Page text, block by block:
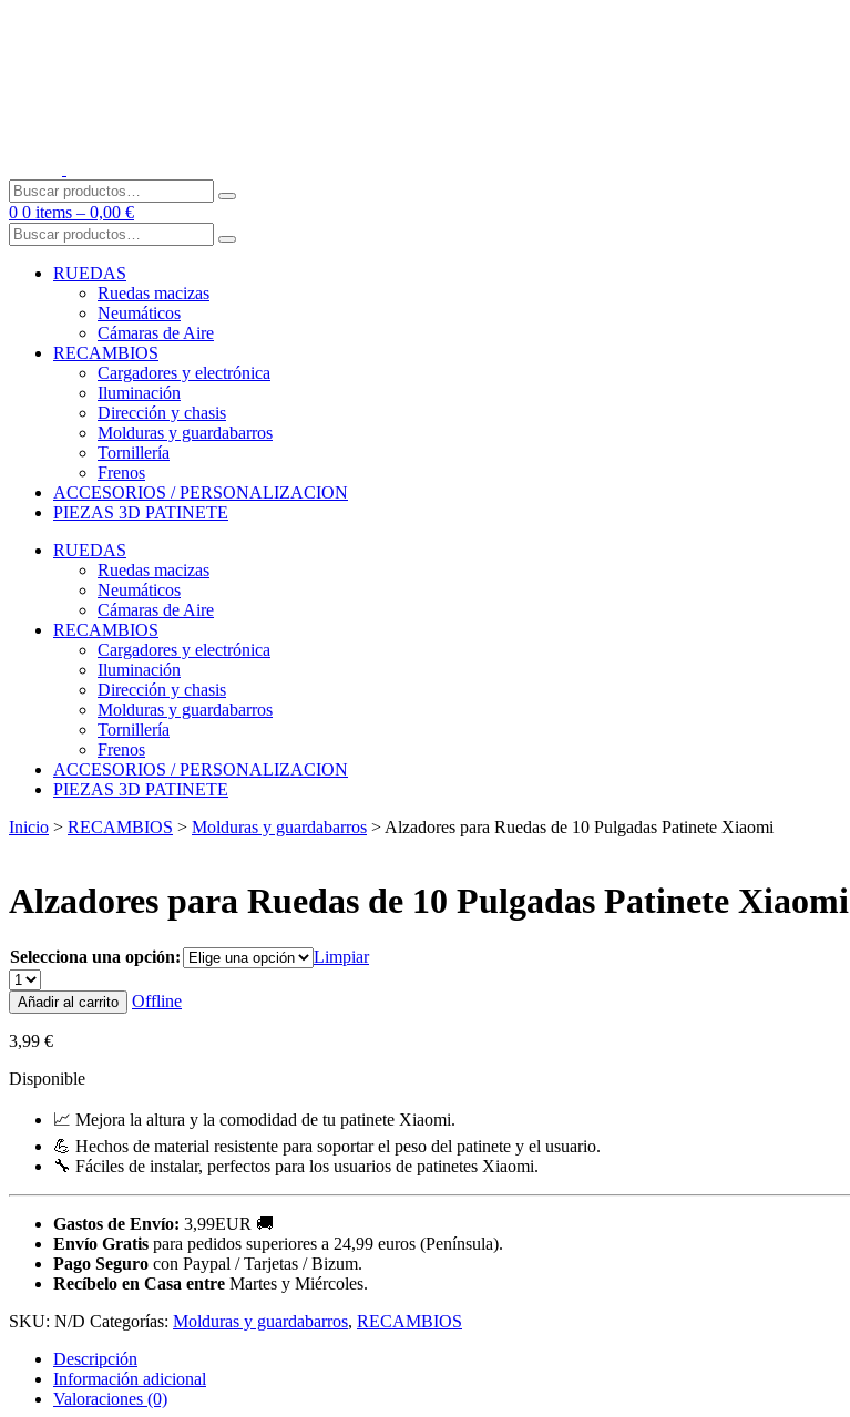
Buscar
por:
0 0 items – 0,00 €
Buscar
por:
RUEDAS
Ruedas macizas
Neumáticos
Cámaras de Aire
RECAMBIOS
Cargadores y electrónica
Iluminación
Dirección y chasis
Molduras y guardabarros
Tornillería
Frenos
ACCESORIOS / PERSONALIZACION
PIEZAS 3D PATINETE
RUEDAS
Ruedas macizas
Neumáticos
Cámaras de Aire
RECAMBIOS
Cargadores y electrónica
Iluminación
Dirección y chasis
Molduras y guardabarros
Tornillería
Frenos
ACCESORIOS / PERSONALIZACION
PIEZAS 3D PATINETE
Inicio > RECAMBIOS > Molduras y guardabarros > Alzadores para Ruedas de 10 Pulgadas Patinete Xiaomi
Alzadores para Ruedas de 10 Pulgadas Patinete Xiaomi
Selecciona una opción: Limpiar
Añadir al carrito Offline
3,99 €
Disponible
📈 Mejora la altura y la comodidad de tu patinete Xiaomi.
💪 Hechos de material resistente para soportar el peso del patinete y el usuario.
🔧 Fáciles de instalar, perfectos para los usuarios de patinetes Xiaomi.
Gastos de Envío: 3,99EUR 🚚
Envío Gratis para pedidos superiores a 24,99 euros (Península).
Pago Seguro con Paypal / Tarjetas / Bizum.
Recíbelo en Casa entre Martes y Miércoles.
SKU: N/D Categorías: Molduras y guardabarros, RECAMBIOS
Descripción
Información adicional
Valoraciones (0)